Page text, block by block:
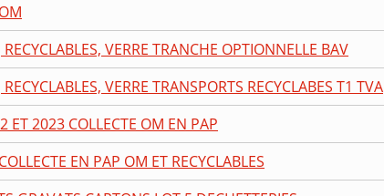
VERRE TRANCHE OPTIONNELLE BAV
VERRE TRANSPORTS RECYCLABES T1 TVA
ET 2023 COLLECTE OM EN PAP
EN PAP OM ET RECYCLABLES